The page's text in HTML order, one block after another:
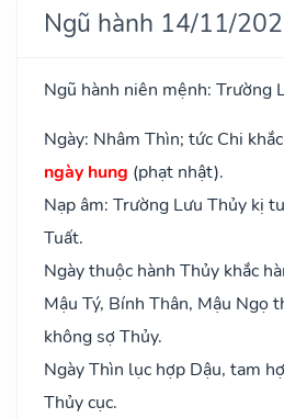
Ngũ hành 14/11/
Ngũ hành niên mệnh: Trường
Ngày: Nhâm Thìn; tức Chi
ngày hung (phạt nhật).
Nạp âm: Trường Lưu Thủy kị
Tuất.
Ngày thuộc hành Thủy khắc
Mậu Tý, Bính Thân, Mậu Ngọ
không sợ Thủy.
Ngày Thìn lục hợp Dậu, tam
Thủy cục.